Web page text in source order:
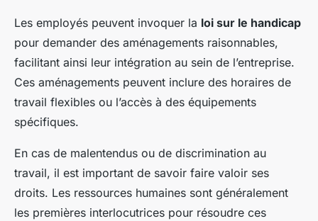
Les employés peuvent invoquer la loi sur le handicap
pour demander des aménagements raisonnables,
facilitant ainsi leur intégration au sein de l’entreprise.
Ces aménagements peuvent inclure des horaires de
travail flexibles ou l’accès à des équipements
spécifiques.
En cas de malentendus ou de discrimination au
travail, il est important de savoir faire valoir ses
droits. Les ressources humaines sont généralement
les premières interlocutrices pour résoudre ces